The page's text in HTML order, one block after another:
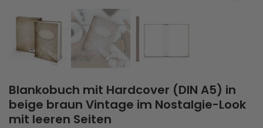
Blankobuch mit Hardcover (DIN A5) in
beige braun Vintage im Nostalgie-Look
mit leeren Seiten